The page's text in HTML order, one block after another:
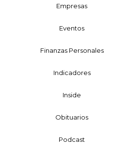
Empresas
Eventos
Finanzas Personales
Indicadores
Inside
Obituarios
Podcast